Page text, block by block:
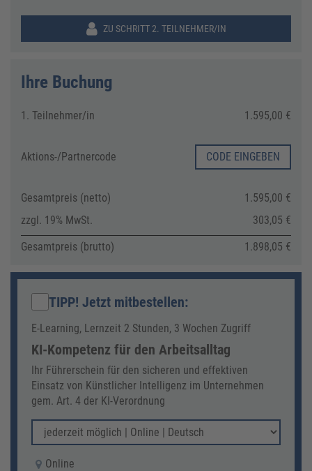
ZU SCHRITT 2. TEILNEHMER/IN
Ihre Buchung
1. Teilnehmer/in 1.595,00 €
Aktions-/Partnercode CODE EINGEBEN
Gesamtpreis (netto)
1.595,00 €
zzgl. 19% MwSt.
303,05 €
Gesamtpreis (brutto)
1.898,05 €
TIPP! Jetzt mitbestellen:
E-Learning, Lernzeit 2 Stunden, 3 Wochen Zugriff
KI-Kompetenz für den Arbeitsalltag
Ihr Führerschein für den sicheren und effektiven
Einsatz von Künstlicher Intelligenz im Unternehmen
gem. Art. 4 der KI-Verordnung
Online